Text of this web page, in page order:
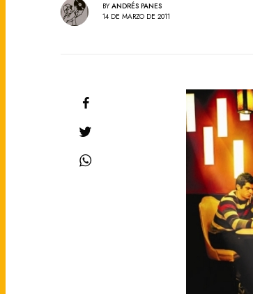
BY ANDRÉS PANES
14 DE MARZO DE 2011